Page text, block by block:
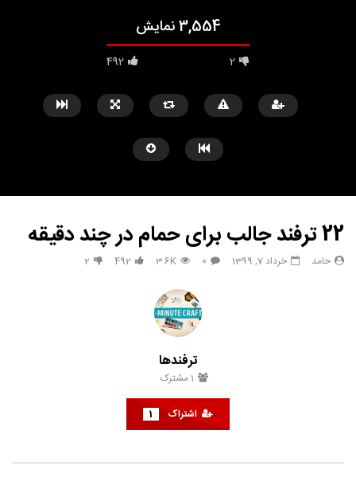
3,554 نمایش
492 2
گلچین بهترین آهنگ های شاد ایرانی
22 ترفند جالب برای حمام در چند دقیقه
حامد خرداد 7, 1399 0
3.6K
492
2
ترفندها
1 مشترک
اشتراک 1